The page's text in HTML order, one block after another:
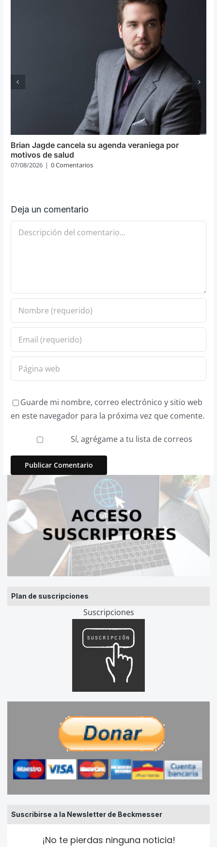
Plan de suscripciones
Suscripciones
Suscribirse a la Newsletter de Beckmesser
¡No te pierdas ninguna noticia!
Brian Jagde cancela su agenda veraniega por
motivos de salud
07/08/2026 | 0 Comentarios
Deja un comentario
Comentario
Guarde mi nombre, correo electrónico y sitio web
en este navegador para la próxima vez que comente.
Sí, agrégame a tu lista de correos